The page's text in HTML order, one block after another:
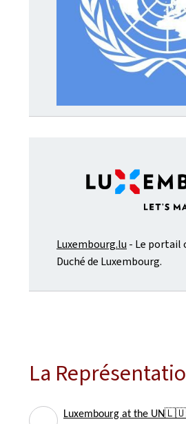
Luxembourg.lu - Le portail
Duché de Luxembourg.
La
Luxembourg at the